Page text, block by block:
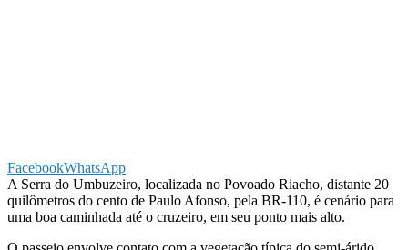
FacebookWhatsApp
A Serra do Umbuzeiro, localizada no Povoado Riacho, distante 20
quilômetros do cento de Paulo Afonso, pela BR-110, é cenário para
uma boa caminhada até o cruzeiro, em seu ponto mais alto.